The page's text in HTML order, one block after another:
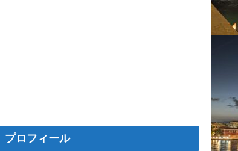
プロフィール